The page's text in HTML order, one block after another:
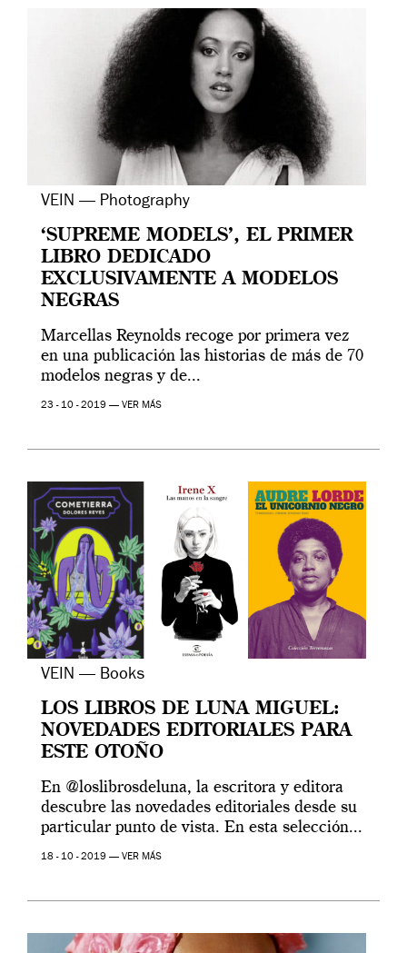
VEIN — Photography
‘SUPREME MODELS’, EL PRIMER
LIBRO DEDICADO
EXCLUSIVAMENTE A MODELOS
NEGRAS
Marcellas Reynolds recoge por primera vez
en una publicación las historias de más de 70
modelos negras y de...
23 - 10 - 2019 — VER MÁS
VEIN — Books
LOS LIBROS DE LUNA MIGUEL:
NOVEDADES EDITORIALES PARA
ESTE OTOÑO
En @loslibrosdeluna, la escritora y editora
descubre las novedades editoriales desde su
particular punto de vista. En esta selección...
18 - 10 - 2019 — VER MÁS